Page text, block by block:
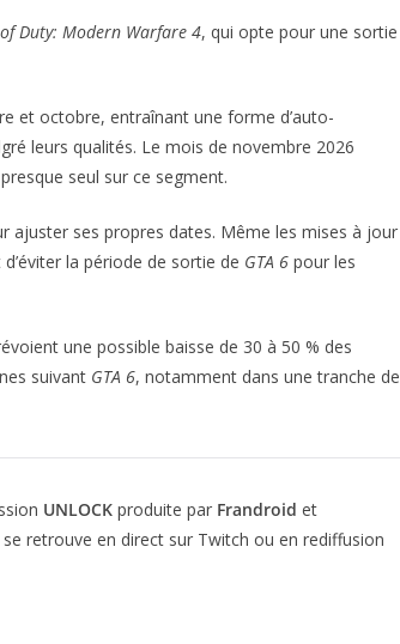
Duty: Modern Warfare 4, qui opte pour une sortie
et octobre, entraînant une forme d’auto-
leurs qualités. Le mois de novembre 2026
presque seul sur ce segment.
ajuster ses propres dates. Même les mises à jour
la période de sortie de GTA 6 pour les
une possible baisse de 30 à 50 % des
suivant GTA 6, notamment dans une tranche de
UNLOCK produite par Frandroid et
retrouve en direct sur Twitch ou en rediffusion